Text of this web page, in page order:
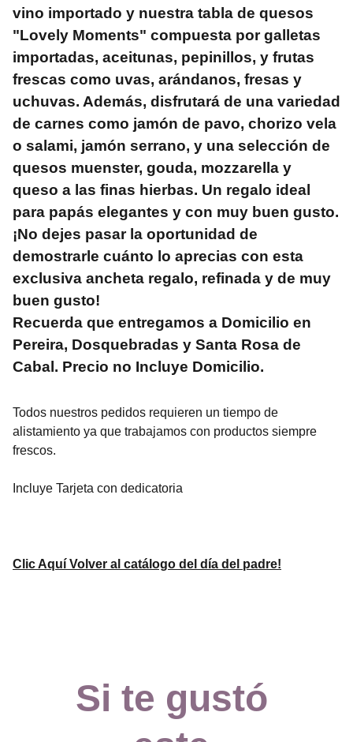
vino importado y nuestra tabla de quesos
"Lovely Moments" compuesta por galletas
importadas, aceitunas, pepinillos, y frutas
frescas como uvas, arándanos, fresas y
uchuvas. Además, disfrutará de una variedad
de carnes como jamón de pavo, chorizo vela
o salami, jamón serrano, y una selección de
quesos muenster, gouda, mozzarella y
queso a las finas hierbas. Un regalo ideal
para papás elegantes y con muy buen gusto.
¡No dejes pasar la oportunidad de
demostrarle cuánto lo aprecias con esta
exclusiva ancheta regalo, refinada y de muy
buen gusto!
Recuerda que entregamos a Domicilio en
Pereira, Dosquebradas y Santa Rosa de
Cabal. Precio no Incluye Domicilio.
Todos nuestros pedidos requieren un tiempo de
alistamiento ya que trabajamos con productos siempre
frescos.
Incluye Tarjeta con dedicatoria
Clic Aquí Volver al catálogo del día del padre!
Si te gustó